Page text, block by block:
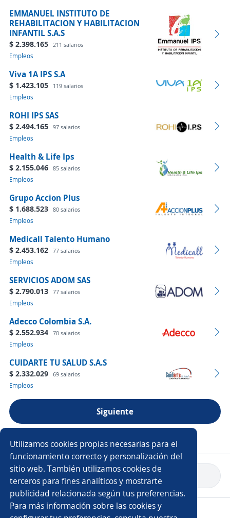
Utilizamos cookies propias necesarias para el
funcionamiento correcto y personalización del
sitio web. También utilizamos cookies de
terceros para fines analíticos y mostrarte
publicidad relacionada según tus preferencias.
Para más información sobre las cookies y
EMMANUEL INSTITUTO DE
REHABILITACION Y HABILITACION
INFANTIL S.A.S
$ 2.398.165 211 salarios
Empleos
Viva 1A IPS S.A
$ 1.423.105 119 salarios
Empleos
ROHI IPS SAS
$ 2.494.165 97 salarios
Empleos
Health & Life Ips
$ 2.155.046 85 salarios
Empleos
Grupo Accion Plus
$ 1.688.523 80 salarios
Empleos
Medicall Talento Humano
$ 2.453.162 77 salarios
Empleos
SERVICIOS ADOM SAS
$ 2.790.013 77 salarios
Empleos
Adecco Colombia S.A.
$ 2.552.934 70 salarios
Empleos
CUIDARTE TU SALUD S.A.S
$ 2.332.029 69 salarios
Empleos
Siguiente
Ver más empresas
Volver a inicio
Copyright 2014 - 2026 DGNET LTD.